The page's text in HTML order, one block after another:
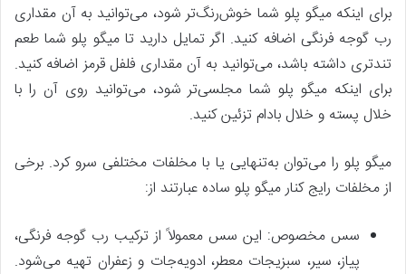
برای اینکه میگو پلو شما خوش‌رنگ‌تر شود، می‌توانید به آن مقداری
رب گوجه فرنگی اضافه کنید. اگر تمایل دارید تا میگو پلو شما طعم
تندتری داشته باشد، می‌توانید به آن مقداری فلفل قرمز اضافه کنید.
برای اینکه میگو پلو شما مجلسی‌تر شود، می‌توانید روی آن را با
خلال پسته و خلال بادام تزئین کنید.
میگو پلو را می‌توان به‌‌تنهایی یا با مخلفات مختلفی سرو کرد. برخی
از مخلفات رایج کنار میگو پلو ساده عبارتند از:
سس مخصوص: این سس معمولاً از ترکیب رب گوجه فرنگی،
پیاز، سیر، سبزیجات معطر، ادویه‌جات و زعفران تهیه می‌شود.